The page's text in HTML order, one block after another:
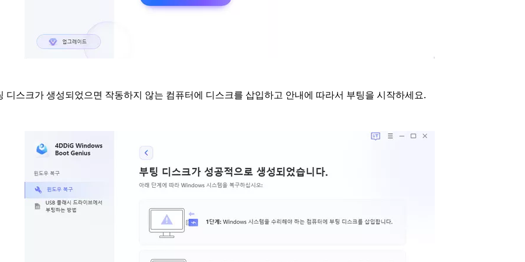
디스크가 생성되었으면 작동하지 않는 컴퓨터에 디스크를 삽입하고 안내에 따라서 부팅을 시작하세요.